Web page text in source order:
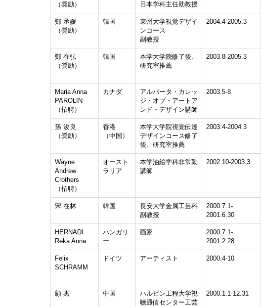
（奨励）
日本学科主任助教授
鄭 丞媛
（奨励）
韓国
東州大学視覚デザイ
ンコース
副教授
2004.4-2005.3
鄭 在弘
（奨励）
韓国
本学大学院修了後、
研究室推薦
2003.8-2005.3
Maria Anna
PAROLIN
（招聘）
カナダ
アルバータ・カレッ
ジ・オブ・アートア
ンド・デザイン講師
2003.5-8
孫 浚良
（奨励）
香港
（中国）
本学大学院視覚伝達
デザインコース修了
後、研究室推薦
2003.4-2004.3
Wayne
Andrew
Crothers
（招聘）
オースト
ラリア
本学油絵学科非常勤
講師
2002.10-2003.3
宋 在林 韓国
長安大学金属工芸科
副教授
2000.7.1-
2001.6.30
HERNADI
Reka Anna
ハンガリ
ー
画家
2000.7.1-
2001.2.28
Felix
SCHRAMM
ドイツ アーティスト 2000.4-10
顧 杰 中国
ハルピン工程大学視
聴通信センター工芸
2000.1.1-12.31